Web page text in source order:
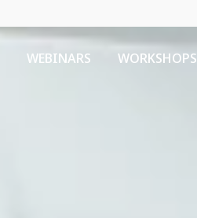
WEBINARS WORKSHOPS